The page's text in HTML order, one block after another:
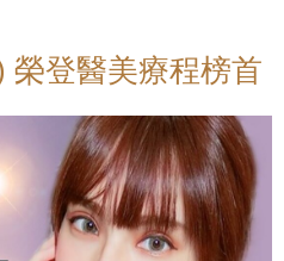
登醫美療程榜首